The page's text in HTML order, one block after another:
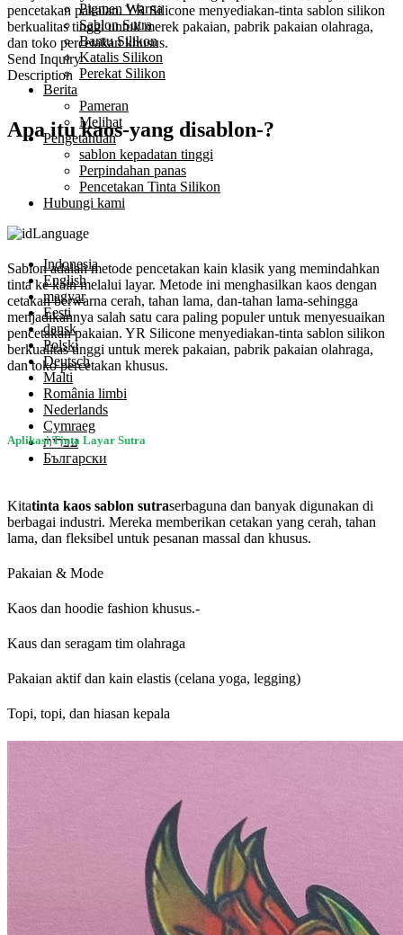
Pigmen Warna
Sablon Sutra
Bantu Silikon
Katalis Silikon
Perekat Silikon
Berita
Pameran
Melihat
Pengetahuan
sablon kepadatan tinggi
Perpindahan panas
Pencetakan Tinta Silikon
Hubungi kami
Language
Indonesia
English
magyar
Eesti
dansk
Polski
Deutsch
Malti
România limbi
Nederlands
Cymraeg
עברית
Български
pencetakan pakaian. YR Silicone menyediakan-tinta sablon silikon
berkualitas tinggi untuk merek pakaian, pabrik pakaian olahraga,
dan toko percetakan khusus.
Send Inquiry
Description
Apa itu kaos-yang disablon-?
Sablon adalah metode pencetakan kain klasik yang memindahkan
tinta ke kain melalui layar. Metode ini menghasilkan kaos dengan
cetakan berwarna cerah, tahan lama, dan-tahan lama-sehingga
menjadikannya salah satu cara paling populer untuk menyesuaikan
pencetakan pakaian. YR Silicone menyediakan-tinta sablon silikon
berkualitas tinggi untuk merek pakaian, pabrik pakaian olahraga,
dan toko percetakan khusus.
Aplikasi Tinta Layar Sutra
Kitatinta kaos sablon sutraserbaguna dan banyak digunakan di
berbagai industri. Mereka memberikan cetakan yang cerah, tahan
lama, dan fleksibel untuk pesanan massal dan khusus.
Pakaian & Mode
Kaos dan hoodie fashion khusus.-
Kaus dan seragam tim olahraga
Pakaian aktif dan kain elastis (celana yoga, legging)
Topi, topi, dan hiasan kepala